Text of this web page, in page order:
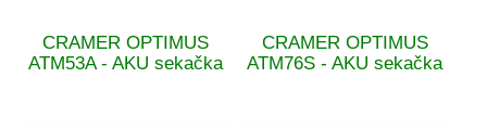
CRAMER OPTIMUS
ATM53A - AKU sekačka
CRAMER OPTIMUS
ATM76S - AKU sekačka